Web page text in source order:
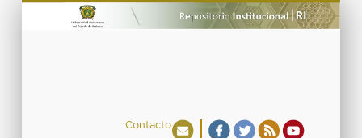
Contacto